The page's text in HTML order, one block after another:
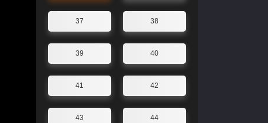
37 38
39 40
41 42
43 44